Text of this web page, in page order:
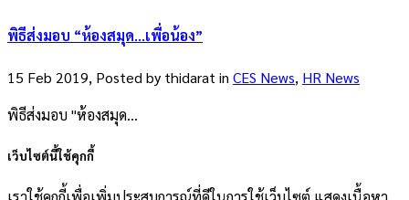
พิธีส่งมอบ “ห้องสมุด…เพื่อน้อง”
15 Feb 2019, Posted by thidarat in CES News, HR News
พิธีส่งมอบ "ห้องสมุด...
เว็บไซต์นี้ใช้คุกกี้